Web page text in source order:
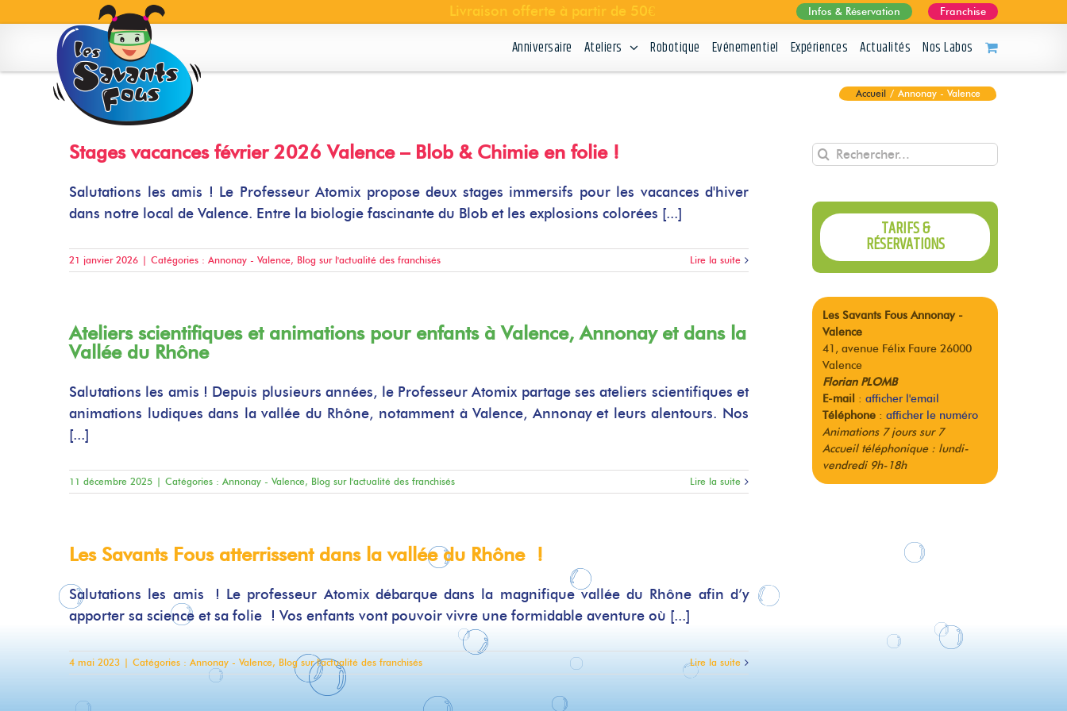
Infos & Réservation Franchise
Anniversaire Ateliers Robotique Evénementiel Expériences Actualités Nos Labos
Accueil / Annonay - Valence
Stages vacances février 2026 Valence – Blob & Chimie en folie !
Salutations les amis ! Le Professeur Atomix propose deux stages immersifs pour les vacances d'hiver
dans notre local de Valence. Entre la biologie fascinante du Blob et les explosions colorées [...]
21 janvier 2026 | Catégories : Annonay - Valence, Blog sur l'actualité des franchisés Lire la suite
Ateliers scientifiques et animations pour enfants à Valence, Annonay et dans la
Vallée du Rhône
Salutations les amis ! Depuis plusieurs années, le Professeur Atomix partage ses ateliers scientifiques et
animations ludiques dans la vallée du Rhône, notamment à Valence, Annonay et leurs alentours. Nos
[...]
11 décembre 2025 | Catégories : Annonay - Valence, Blog sur l'actualité des franchisés Lire la suite
Les Savants Fous atterrissent dans la vallée du Rhône !
Salutations les amis ! Le professeur Atomix débarque dans la magnifique vallée du Rhône afin d’y
apporter sa science et sa folie ! Vos enfants vont pouvoir vivre une formidable aventure où [...]
4 mai 2023 | Catégories : Annonay - Valence, Blog sur l'actualité des franchisés Lire la suite
Rechercher
TARIFS &
RÉSERVATIONS
Les Savants Fous Annonay -
Valence
41, avenue Félix Faure 26000
Valence
Florian PLOMB
E-mail : afficher l'email
Téléphone : afficher le numéro
Animations 7 jours sur 7
Accueil téléphonique : lundi-
vendredi 9h-18h